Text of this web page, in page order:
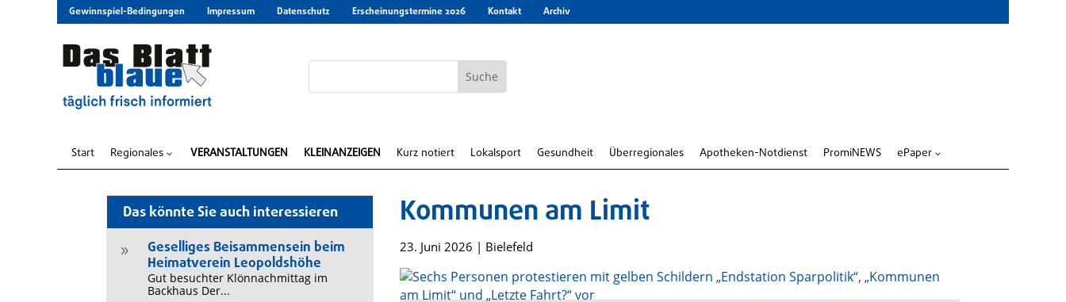
Gewinnspiel-Bedingungen Impressum Datenschutz Erscheinungstermine 2026 Kontakt Archiv
Start Regionales 3 VERANSTALTUNGEN KLEINANZEIGEN Kurz notiert Lokalsport Gesundheit Überregionales Apotheken-Notdienst PromiNEWS ePaper 3
Das könnte Sie auch interessieren
9
Geselliges Beisammensein beim
Heimatverein Leopoldshöhe
Gut besuchter Klönnachmittag im
Backhaus Der...
Kommunen am Limit
23. Juni 2026 | Bielefeld